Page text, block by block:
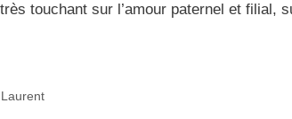
touchant sur l’amour paternel et filial,